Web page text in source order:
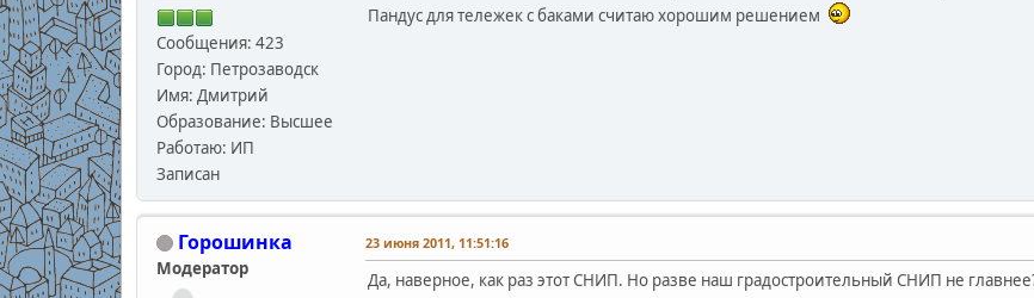
Сообщения: 423
Город: Петрозаводск
Имя: Дмитрий
Образование: Высшее
Работаю: ИП
Записан
Пандус для тележек с баками считаю хорошим решением
Горошинка
Модератор
23 июня 2011, 11:51:16
Да, наверное, как раз этот СНИП. Но разве наш градостроительный СНИП не